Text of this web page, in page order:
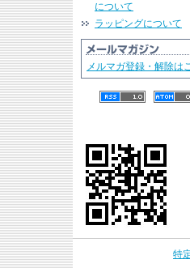
について
ラッピングについて
メルマガ登録・解除は
特